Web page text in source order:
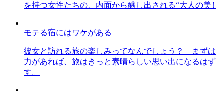
を持つ女性たちの、内面から醸し出される“大人の美
モテる宿にはワケがある
彼女と訪れる旅の楽しみってなんでしょう？ まず
力があれば、旅はきっと素晴らしい思い出になるは
す。